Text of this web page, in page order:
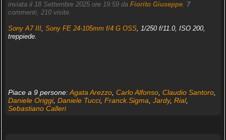
inviata il 18 Settembre 2025 ore 19:59 da Fiorito Giuseppe. 7
commenti, 210 visite.
Sony A7 III, Sony FE 24-105mm f/4 G OSS, 1/250 f/11.0, ISO 200,
treppiede.
Piace a 9 persone:Agata Arezzo, Carlo Alfonso, Claudio Santoro,
Daniele Origgi, Daniele Tucci, Franck.Sigma Jardy, Rial,
Sebastiano Calleri